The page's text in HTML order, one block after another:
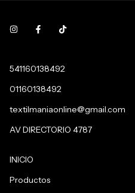
541160138492
01160138492
textilmaniaonline@gmail.com
AV DIRECTORIO 4787
INICIO
Productos